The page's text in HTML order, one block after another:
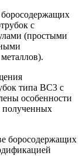
с
(простыми
типа ВС3 с
особенности
полученных
боросодержащих